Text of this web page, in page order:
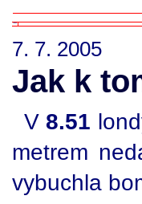
7. 7. 2005
Jak k
V 8.51
metrem
vybuchla